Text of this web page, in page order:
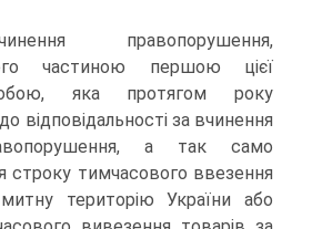
правопорушення,
частиною першою цієї
яка протягом року
відповідальності за вчинення
а так само
строку тимчасового ввезення
територію України або